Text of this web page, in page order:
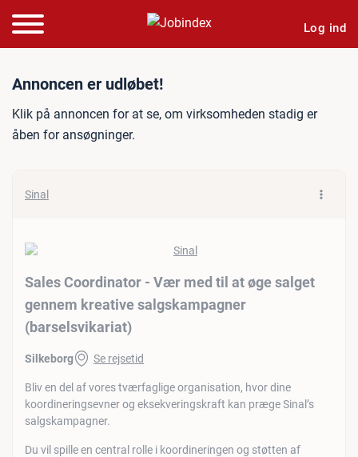
Log ind
Jobannonce: Sales
Annoncen er udløbet!
Klik på annoncen for at se, om virksomheden stadig er
åben for ansøgninger.
Sinal
Sales Coordinator - Vær med til at øge salget
gennem kreative salgskampagner
(barselsvikariat)
Silkeborg Se rejsetid
Bliv en del af vores tværfaglige organisation, hvor dine
koordineringsevner og eksekveringskraft kan præge Sinal’s
salgskampagner.
Du vil spille en central rolle i koordineringen og støtten af